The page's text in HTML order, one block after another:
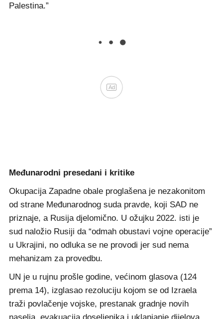
Palestina.”
Ad
Međunarodni presedani i kritike
Okupacija Zapadne obale proglašena je nezakonitom
od strane Međunarodnog suda pravde, koji SAD ne
priznaje, a Rusija djelomično. U ožujku 2022. isti je
sud naložio Rusiji da “odmah obustavi vojne operacije”
u Ukrajini, no odluka se ne provodi jer sud nema
mehanizam za provedbu.
UN je u rujnu prošle godine, većinom glasova (124
prema 14), izglasao rezoluciju kojom se od Izraela
traži povlačenje vojske, prestanak gradnje novih